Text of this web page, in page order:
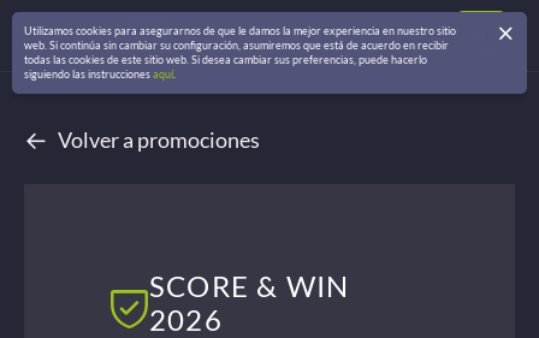
← Volver a promociones
SCORE & WIN
2026
Utilizamos cookies para asegurarnos de que le damos la mejor experiencia en nuestro sitio
web. Si continúa sin cambiar su configuración, asumiremos que está de acuerdo en recibir
todas las cookies de este sitio web. Si desea cambiar sus preferencias, puede hacerlo
siguiendo las instruccionesaquí